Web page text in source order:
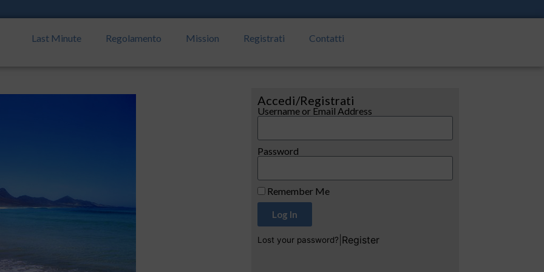
Last Minute Regolamento Mission Registrati Contatti
Accedi/Registrati
Username or Email Address
Password
Remember Me
Log In
Lost your password? Register